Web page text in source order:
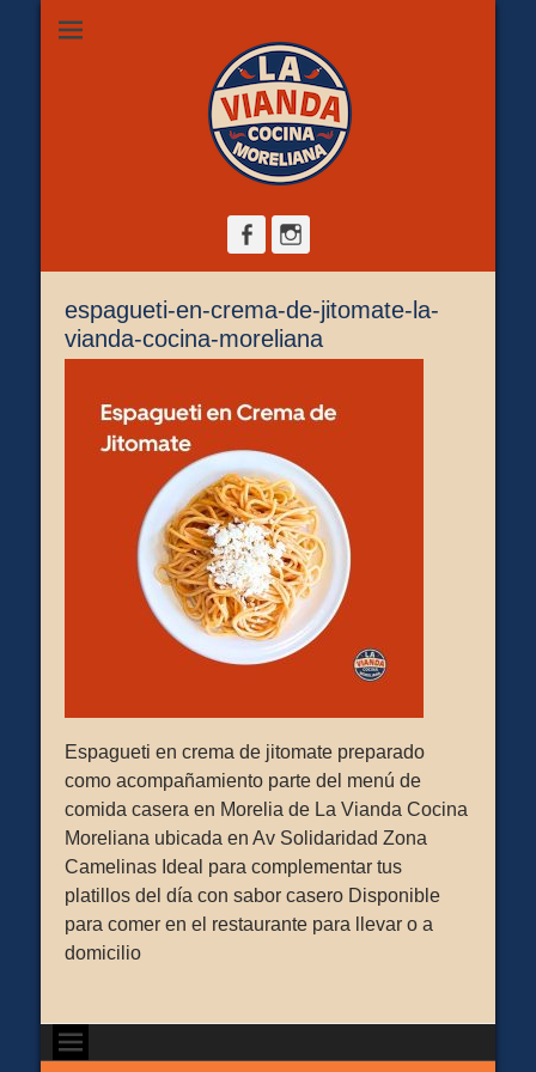
La Vianda Cocina
Moreliana |
Comida casera en
Camelinas sobre Ezequiel Calderón #30 esquina Av. Solidaridad.
Servicio para comer aquí, llevar o pedir a domicilio.
FacebookInstagram
espagueti-en-crema-de-jitomate-la-
vianda-cocina-moreliana
Espagueti en crema de jitomate preparado
como acompañamiento parte del menú de
comida casera en Morelia de La Vianda Cocina
Moreliana ubicada en Av Solidaridad Zona
Camelinas Ideal para complementar tus
platillos del día con sabor casero Disponible
para comer en el restaurante para llevar o a
domicilio